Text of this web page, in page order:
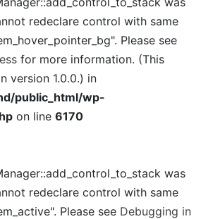
redeclare control with same
Please see
for more information. (This
version 1.0.0.) in
public_html/wp-
on line 6170
was
redeclare control with same
Please see Debugging in